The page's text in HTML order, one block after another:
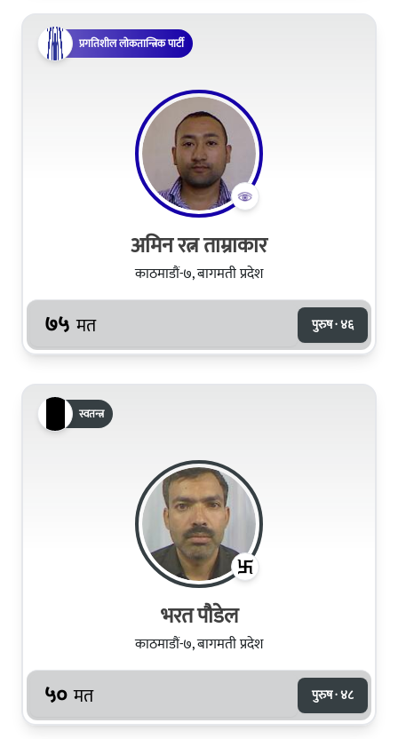
प्रगतिशील लोकतान्त्रिक पार्टी
अमिन रत्न ताम्राकार
काठमाडौं-७, बागमती प्रदेश
७५ मत पुरुष · ४६
स्वतन्त्र
भरत पौडेल
काठमाडौं-७, बागमती प्रदेश
५० मत पुरुष · ४८